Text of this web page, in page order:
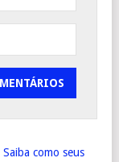
Saiba como seus